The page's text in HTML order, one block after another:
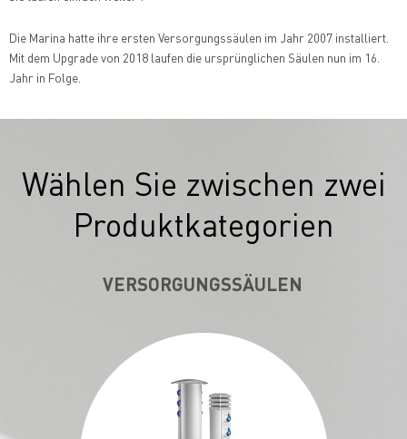
Die Marina hatte ihre ersten Versorgungssäulen im Jahr 2007 installiert.
Mit dem Upgrade von 2018 laufen die ursprünglichen Säulen nun im 16.
Jahr in Folge.
Wählen Sie zwischen zwei
Produktkategorien
VERSORGUNGSSÄULEN